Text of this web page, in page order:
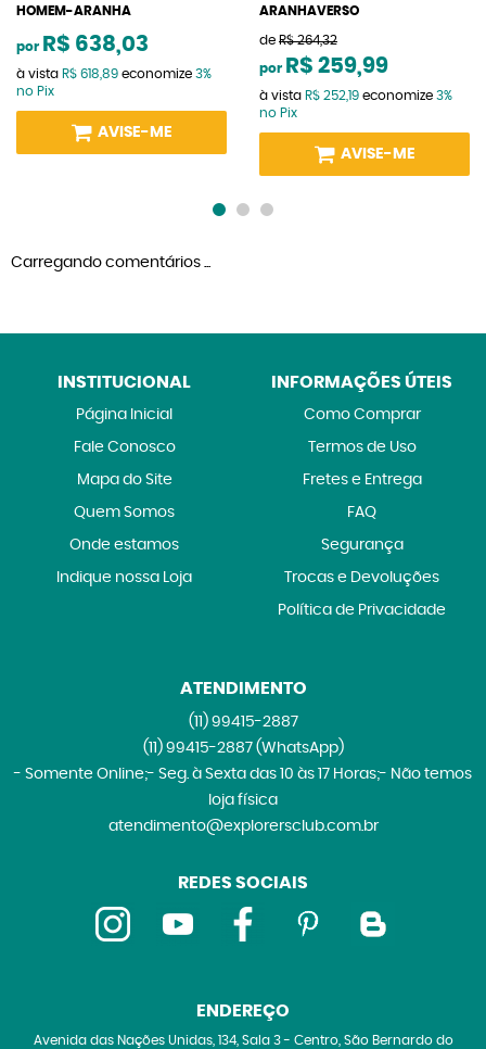
HOMEM-ARANHA
por R$ 638,03
à vista R$ 618,89 economize 3%
no Pix
AVISE-ME
ARANHAVERSO
de R$ 264,32
por R$ 259,99
à vista R$ 252,19 economize 3%
no Pix
AVISE-ME
Carregando comentários ...
INSTITUCIONAL
Página Inicial
Fale Conosco
Mapa do Site
Quem Somos
Onde estamos
Indique nossa Loja
INFORMAÇÕES ÚTEIS
Como Comprar
Termos de Uso
Fretes e Entrega
FAQ
Segurança
Trocas e Devoluções
Política de Privacidade
ATENDIMENTO
(11)99415-2887
(11)99415-2887 (WhatsApp)
- Somente Online;- Seg. à Sexta das 10 às 17 Horas;- Não temos
loja física
atendimento@explorersclub.com.br
REDES SOCIAIS
ENDEREÇO
Avenida das Nações Unidas, 134, Sala 3- Centro, São Bernardo do